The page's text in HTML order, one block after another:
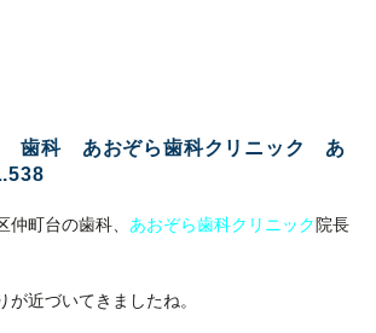
歯科 あおぞら歯科クリニック あ
仲町台の歯科、 あおぞら歯科クリニック 院長
が近づいてきましたね。